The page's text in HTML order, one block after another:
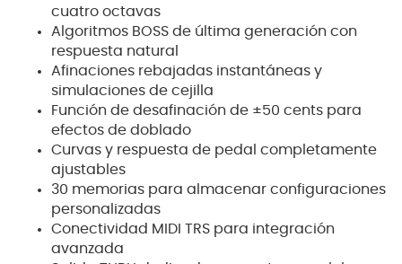
cuatro octavas
Algoritmos BOSS de última generación con
respuesta natural
Afinaciones rebajadas instantáneas y
simulaciones de cejilla
Función de desafinación de ±50 cents para
efectos de doblado
Curvas y respuesta de pedal completamente
ajustables
30 memorias para almacenar configuraciones
personalizadas
Conectividad MIDI TRS para integración
avanzada